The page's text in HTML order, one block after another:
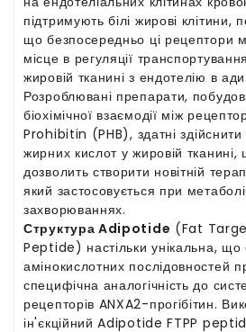
підтримують білі жирові клітини,
що безпосередньо ці рецептори
місце в регуляції
жировій тканині з ендотелію в
Розроблювані препарати,
біохімічної взаємодії між
Prohibitin (PHB), здатні
жирних кислот у жировій
дозволить створити новітній
який застосовується при
захворюваннях.
Структура Adipotide (Fat
Peptide) настільки унікальна,
амінокислотних послідовностей
специфічна аналогічність до
рецепторів ANXA2-прогібітин.
ін'єкційний Adipotide FTPP